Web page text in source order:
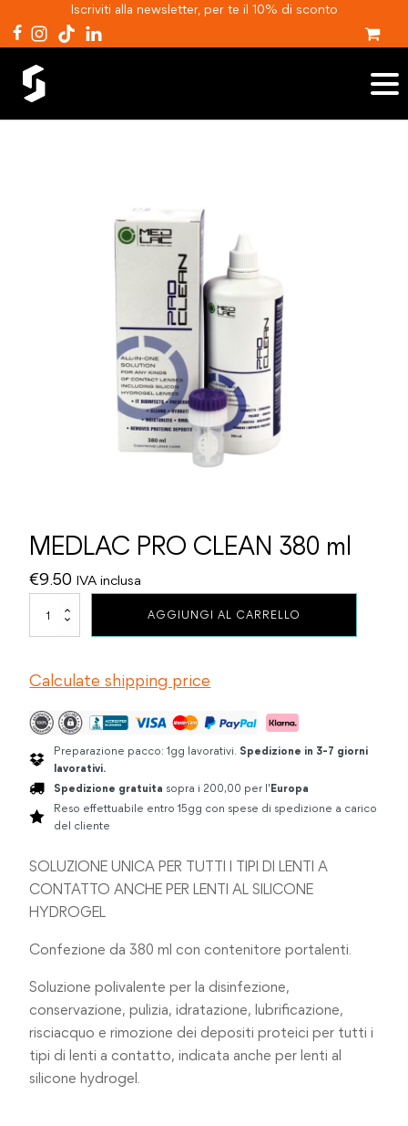
Iscriviti alla newsletter, per te il 10% di sconto
MEDLAC PRO CLEAN 380 ml
€9.50 IVA inclusa
MEDLAC
ml
AGGIUNGI AL CARRELLO
Calculate shipping price
Preparazione pacco: 1gg lavorativi. Spedizione in 3-7 giorni
lavorativi.
Spedizione gratuita sopra i 200,00 per l'Europa
Reso effettuabile entro 15gg con spese di spedizione a carico
del cliente
SOLUZIONE UNICA PER TUTTI I TIPI DI LENTI A
CONTATTO ANCHE PER LENTI AL SILICONE
HYDROGEL
Confezione da 380 ml con contenitore portalenti.
Soluzione polivalente per la disinfezione,
conservazione, pulizia, idratazione, lubrificazione,
risciacquo e rimozione dei depositi proteici per tutti i
tipi di lenti a contatto, indicata anche per lenti al
silicone hydrogel.